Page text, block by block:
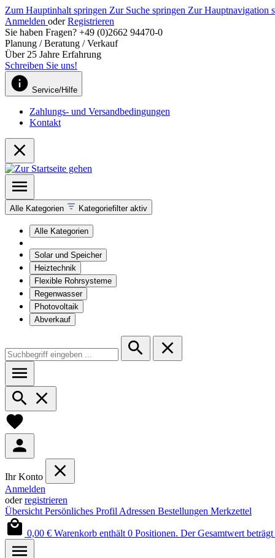
Zum Hauptinhalt springen Zur Suche springen Zur Hauptnavigation
Anmelden oder Registrieren
Sie haben Fragen? +49 (0)2662 94470-0
Planung / Beratung / Verkauf
Über 25 Jahre Erfahrung
Schreiben Sie uns!
Service/Hilfe
Zahlungs- und Versandbedingungen
Kontakt
Alle Kategorien Kategoriefilter aktiv
Alle Kategorien
Solar und Speicher
Heiztechnik
Flexible Rohrsysteme
Regenwasser
Photovoltaik
Abverkauf
Ihr Konto
Anmelden
oderregistrieren
Übersicht Persönliches Profil Adressen Bestellungen Merkzettel
0,00 € Warenkorb enthält 0 Positionen. Der Gesamtwert